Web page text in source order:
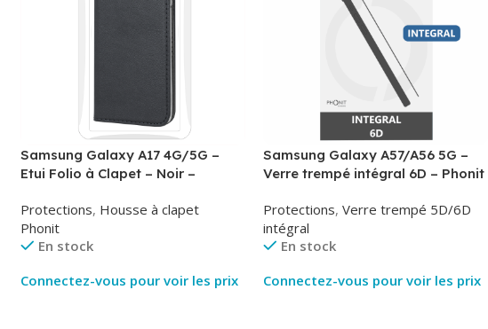
Samsung Galaxy A17 4G/5G –
Etui Folio à Clapet – Noir –
Protections, Housse à clapet
Phonit
En stock
Connectez-vous pour voir les prix
Samsung Galaxy A57/A56 5G –
Verre trempé intégral 6D – Phonit
Protections, Verre trempé 5D/6D
intégral
En stock
Connectez-vous pour voir les prix